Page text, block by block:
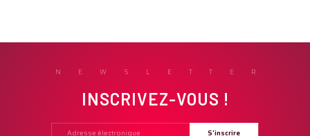
NEWSLETTER
INSCRIVEZ-VOUS !